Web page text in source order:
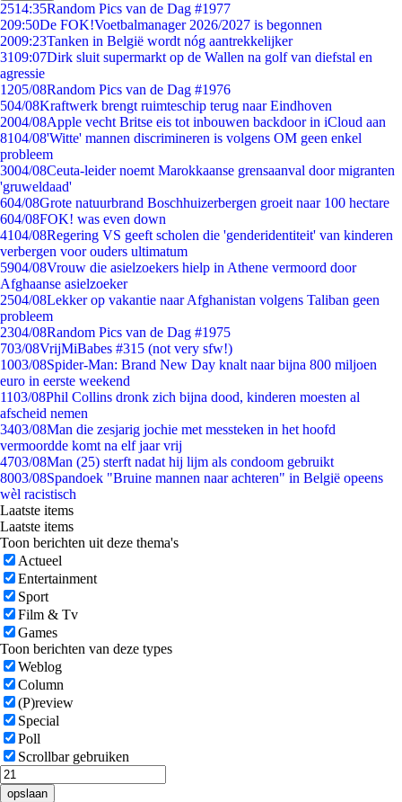
2514:35Random Pics van de Dag #1977
209:50De FOK!Voetbalmanager 2026/2027 is begonnen
2009:23Tanken in België wordt nóg aantrekkelijker
3109:07Dirk sluit supermarkt op de Wallen na golf van diefstal en
agressie
1205/08Random Pics van de Dag #1976
504/08Kraftwerk brengt ruimteschip terug naar Eindhoven
2004/08Apple vecht Britse eis tot inbouwen backdoor in iCloud aan
8104/08'Witte' mannen discrimineren is volgens OM geen enkel
probleem
3004/08Ceuta-leider noemt Marokkaanse grensaanval door migranten
'gruweldaad'
604/08Grote natuurbrand Boschhuizerbergen groeit naar 100 hectare
604/08FOK! was even down
4104/08Regering VS geeft scholen die 'genderidentiteit' van kinderen
verbergen voor ouders ultimatum
5904/08Vrouw die asielzoekers hielp in Athene vermoord door
Afghaanse asielzoeker
2504/08Lekker op vakantie naar Afghanistan volgens Taliban geen
probleem
2304/08Random Pics van de Dag #1975
703/08VrijMiBabes #315 (not very sfw!)
1003/08Spider-Man: Brand New Day knalt naar bijna 800 miljoen
euro in eerste weekend
1103/08Phil Collins dronk zich bijna dood, kinderen moesten al
afscheid nemen
3403/08Man die zesjarig jochie met messteken in het hoofd
vermoordde komt na elf jaar vrij
4703/08Man (25) sterft nadat hij lijm als condoom gebruikt
8003/08Spandoek "Bruine mannen naar achteren" in België opeens
wèl racistisch
Laatste items
Laatste items
Toon berichten uit deze thema's
Actueel
Entertainment
Sport
Film & Tv
Games
Toon berichten van deze types
Weblog
Column
(P)review
Special
Poll
Scrollbar gebruiken
opslaan